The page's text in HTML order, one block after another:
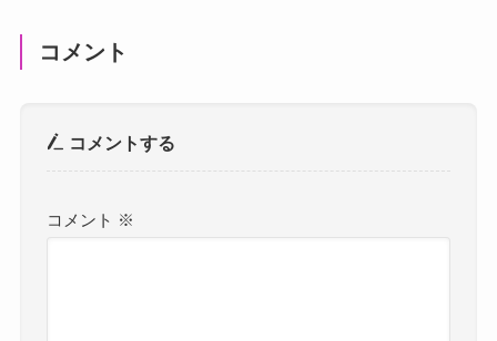
コメント
コメントする
コメント ※